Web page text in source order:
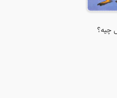
چیه؟